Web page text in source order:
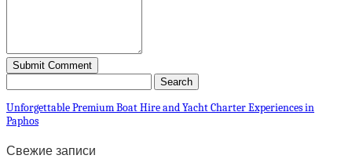
Unforgettable Premium Boat Hire and Yacht Charter Experiences in
Paphos
Свежие записи